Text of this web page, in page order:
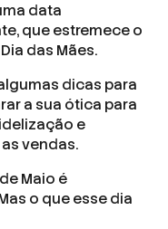
data
que estremece o
das Mães.
dicas para
a sua ótica para
e
vendas.
Maio é
o que esse dia